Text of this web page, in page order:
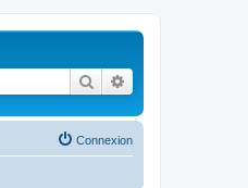
Rechercher
Connexion